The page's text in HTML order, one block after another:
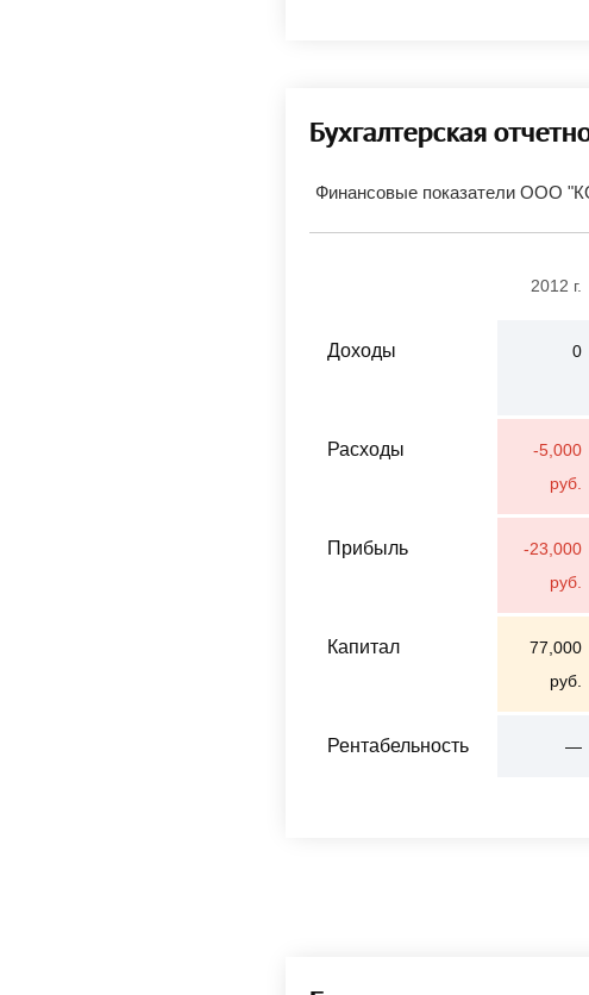
Бухгалтерская
Финансовые показатели ООО
2012 г.
Доходы 0
Расходы
-5,000
руб.
Прибыль
-23,000
руб.
Капитал
77,000
руб.
Рентабельность —